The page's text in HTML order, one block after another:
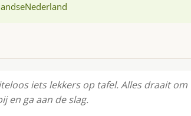
Nederland
iets lekkers op tafel. Alles draait om
en ga aan de slag.